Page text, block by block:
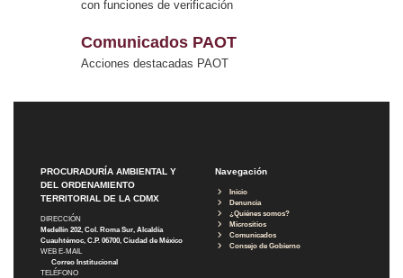
con funciones de verificación
Comunicados PAOT
Acciones destacadas PAOT
PROCURADURÍA AMBIENTAL Y
DEL ORDENAMIENTO
TERRITORIAL DE LA CDMX
DIRECCIÓN
Medellín 202, Col. Roma Sur, Alcaldía
Cuauhtémoc, C.P. 06700, Ciudad de México
WEB E-MAIL
Correo Institucional
TELÉFONO
Navegación
Inicio
Denuncia
¿Quiénes somos?
Micrositios
Comunicados
Consejo de Gobierno